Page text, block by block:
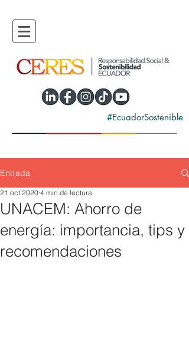
#EcuadorSostenible
Entrada
UNACEM: Ahorro de
energía: importancia, tips y
recomendaciones
21 oct 2020 4 min de lectura